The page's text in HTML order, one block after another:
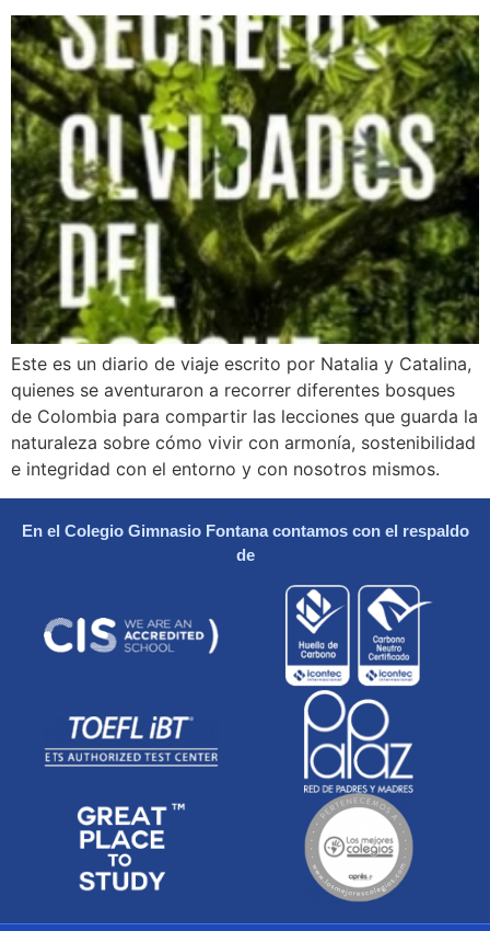
Este es un diario de viaje escrito por Natalia y Catalina,
quienes se aventuraron a recorrer diferentes bosques
de Colombia para compartir las lecciones que guarda la
naturaleza sobre cómo vivir con armonía, sostenibilidad
e integridad con el entorno y con nosotros mismos.
En el Colegio Gimnasio Fontana contamos con el respaldo
de